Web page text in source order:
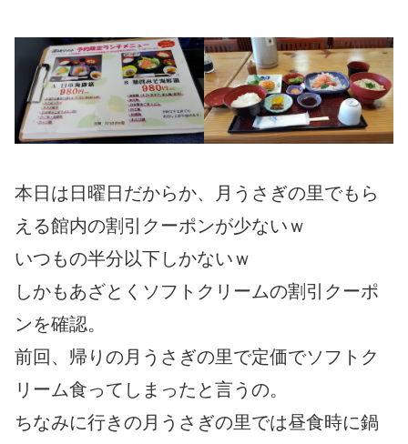
本日は日曜日だからか、月うさぎの里でもら
える館内の割引クーポンが少ないｗ
いつもの半分以下しかないｗ
しかもあざとくソフトクリームの割引クーポ
ンを確認。
前回、帰りの月うさぎの里で定価でソフトク
リーム食ってしまったと言うの。
ちなみに行きの月うさぎの里では昼食時に鍋